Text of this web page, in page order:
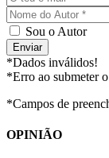
Sou o Autor
Enviar
*Dados inválidos!
*Erro ao submeter
*Campos de
OPINIÃO